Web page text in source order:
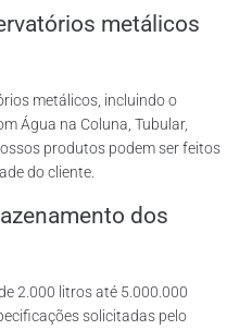
metálicos
metálicos, incluindo o
Água na Coluna, Tubular,
produtos podem ser feitos
do cliente.
dos
2.000 litros até 5.000.000
solicitadas pelo